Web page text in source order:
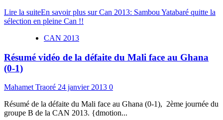
Lire la suiteEn savoir plus sur Can 2013: Sambou Yatabaré quitte la
sélection en pleine Can !!
CAN 2013
Résumé vidéo de la défaite du Mali face au Ghana
(0-1)
Mahamet Traoré 24 janvier 2013 0
Résumé de la défaite du Mali face au Ghana (0-1), 2ème journée du
groupe B de la CAN 2013. {dmotion...